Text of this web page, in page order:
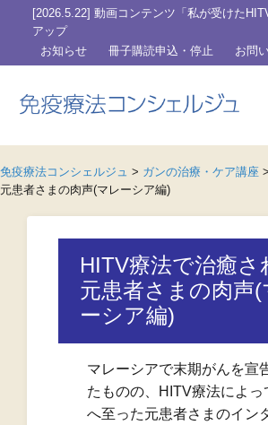
[2026.5.22] 動画コンテンツ「私が受けた
アップ
お知らせ
冊子購読申込・停止 お問
免疫療法コンシェルジュ > ガンの治療・ケア講座 >
元患者さまの肉声(マレーシア編)
HITV療法で治癒さ
元患者さまの肉声(
ーシア編)
マレーシアで末期がんを宣
たものの、HITV療法によっ
へ至った元患者さまのイン